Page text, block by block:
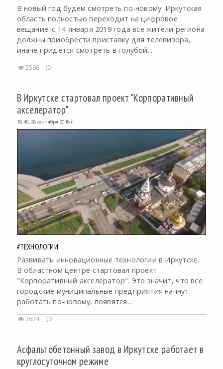
В новый год будем смотреть по-новому. Иркутская
область полностью переходит на цифровое
вещание. с 14 января 2019 года все жители региона
должны приобрести приставку для телевизора,
иначе придется смотреть в голубой...
2566
В Иркутске стартовал проект "Корпоративный
акселератор"
18:46, 28 сентября 2018 г.
#ТЕХНОЛОГИИ
Развивать инновационные технологии в Иркутске.
В областном центре стартовал проект
"Корпоративный акселератор". Это значит, что все
городские муниципальные предприятия начнут
работать по-новому, появятся...
2624
Асфальтобетонный завод в Иркутске работает в
круглосуточном режиме